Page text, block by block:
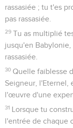
rassasiée ; tu t'es
pas rassasiée.
29 Tu as multiplié
jusqu'en
rassasiée.
30 Quelle faiblesse
Seigneur, l'Eternel,
l'œuvre d'une
31 Lorsque tu
l'entrée de chaque